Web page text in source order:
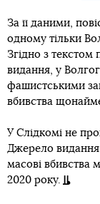
За її даними,
одному тільки
Згідно з
видання, у
фашистськими
вбивства
У Слідкомі не
Джерело видання
масові вбивства
2020 року.